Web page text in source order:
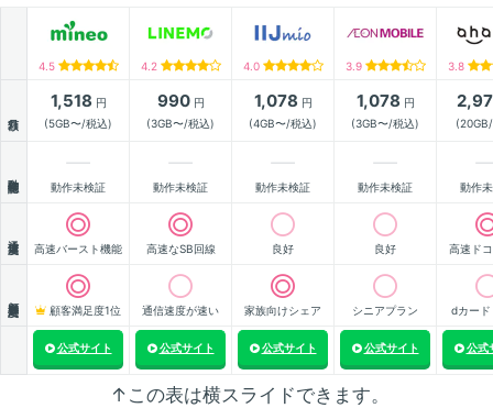
4.5 4.2 4.0 3.9 3.8
1,518 円
(5GB〜/税込)
990円
(3GB〜/税込)
1,078 円
(4GB〜/税込)
1,078 円
(3GB〜/税込)
動作未検証 動作未検証 動作未検証 動作未検証 動作
高速バースト機能 高速なSB回線 良好 良好 高速ド
顧客満足度1位 通信速度が速い 家族向けシェア シニアプラン dカード
公式サイト 公式サイト 公式サイト 公式サイト 公式
↑この表は横スライドできます。